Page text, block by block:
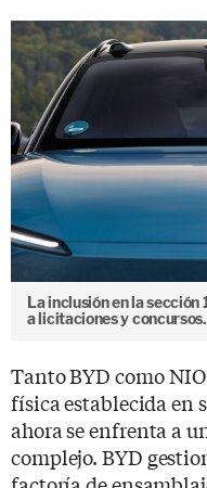
La inclusión en la
a licitaciones y concursos.
Tanto BYD como
física establecida en
ahora se enfrenta a
complejo. BYD